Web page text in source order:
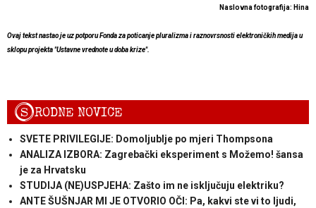
Naslovna fotografija: Hina
Ovaj tekst nastao je uz potporu Fonda za poticanje pluralizma i raznovrsnosti elektroničkih medija u
sklopu projekta "Ustavne vrednote u doba krize".
SRODNE NOVICE
SVETE PRIVILEGIJE: Domoljublje po mjeri Thompsona
ANALIZA IZBORA: Zagrebački eksperiment s Možemo! šansa
je za Hrvatsku
STUDIJA (NE)USPJEHA: Zašto im ne isključuju elektriku?
ANTE ŠUŠNJAR MI JE OTVORIO OČI: Pa, kakvi ste vi to ljudi,